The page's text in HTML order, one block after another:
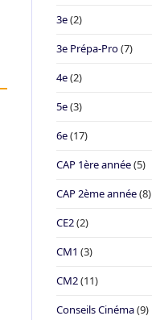
3e(2)
3e Prépa-Pro(7)
4e(2)
5e(3)
6e(17)
CAP 1ère année(5)
CAP 2ème année(8)
CE2(2)
CM1 (3)
CM2(11)
Conseils Cinéma(9)